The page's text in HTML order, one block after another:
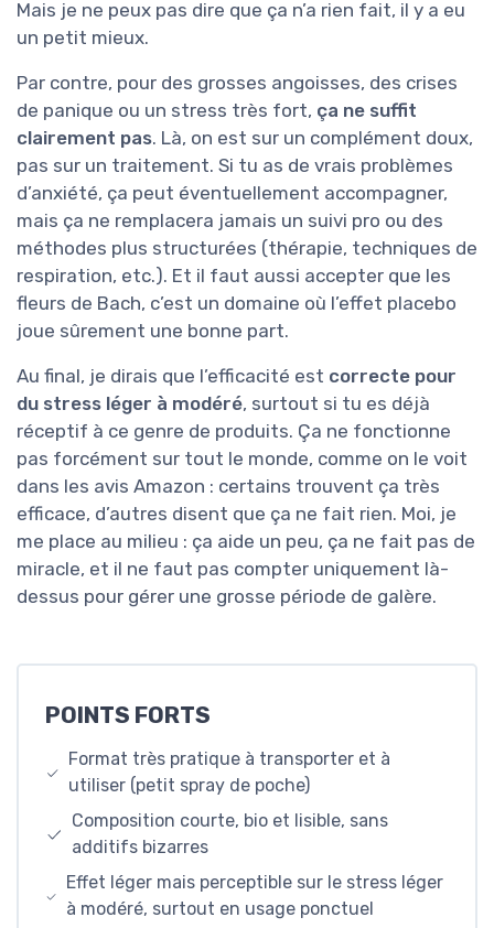
Mais je ne peux pas dire que ça n’a rien fait, il y a eu
un petit mieux.
Par contre, pour des grosses angoisses, des crises
de panique ou un stress très fort, ça ne suffit
clairement pas. Là, on est sur un complément doux,
pas sur un traitement. Si tu as de vrais problèmes
d’anxiété, ça peut éventuellement accompagner,
mais ça ne remplacera jamais un suivi pro ou des
méthodes plus structurées (thérapie, techniques de
respiration, etc.). Et il faut aussi accepter que les
fleurs de Bach, c’est un domaine où l’effet placebo
joue sûrement une bonne part.
Au final, je dirais que l’efficacité est correcte pour
du stress léger à modéré, surtout si tu es déjà
réceptif à ce genre de produits. Ça ne fonctionne
pas forcément sur tout le monde, comme on le voit
dans les avis Amazon : certains trouvent ça très
efficace, d’autres disent que ça ne fait rien. Moi, je
me place au milieu : ça aide un peu, ça ne fait pas de
miracle, et il ne faut pas compter uniquement là-
dessus pour gérer une grosse période de galère.
POINTS FORTS
Format très pratique à transporter et à
utiliser (petit spray de poche)
Composition courte, bio et lisible, sans
additifs bizarres
Effet léger mais perceptible sur le stress léger
à modéré, surtout en usage ponctuel